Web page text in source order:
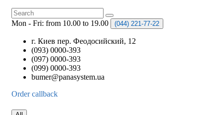
Mon - Fri: from 10.00 to 19.00 (044) 221-77-22
г. Киев пер. Феодосийский, 12
(093) 0000-393
(097) 0000-393
(099) 0000-393
bumer@panasystem.ua
Order callback